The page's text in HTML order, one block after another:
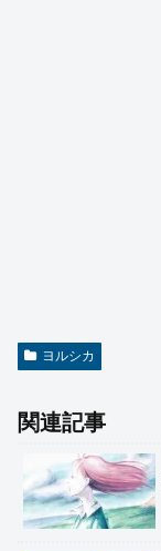
ヨルシカ
関連記事